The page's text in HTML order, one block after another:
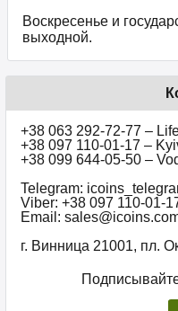
Воскресенье и
выходной.
+38 063 292-72-77 –
+38 097 110-01-17 –
+38 099 644-05-50 –
Telegram:
Viber: +38 097 110-01-
Email:
г. Винница 21001, пл.